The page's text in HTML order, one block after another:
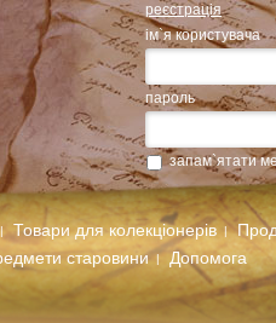
реєстрація
ім`я користувача
пароль
запам`ятати
Товари для колекціонерів
старовини Допомога